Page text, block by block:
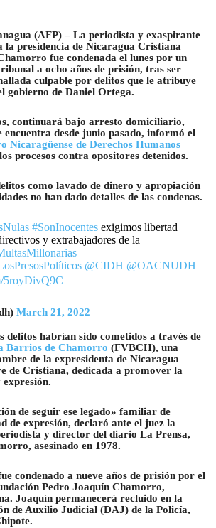
(AFP) – La periodista y exaspirante
la presidencia de Nicaragua Cristiana
fue condenada el lunes por un
a ocho años de prisión, tras ser
culpable por delitos que le atribuye
gobierno de Daniel Ortega.
continuará bajo arresto domiciliario,
encuentra desde junio pasado, informó el
Nicaragüense de Derechos Humanos
procesos contra opositores detenidos.
como lavado de dinero y apropiación
no han dado detalles de las condenas.
#SonInocentesexigimos libertad
y extrabajadores de la
@CIDH @OACNUDH
5royDivQ9C
March 21, 2022
delitos habrían sido cometidos a través de
Barrios de Chamorro (FVBCH), una
de la expresidenta de Nicaragua
de Cristiana, dedicada a promover la
de seguir ese legado» familiar de
de expresión, declaró ante el juez la
y director del diario La Prensa,
asesinado en 1978.
condenado a nueve años de prisión por el
Pedro Joaquín Chamorro,
Joaquín permanecerá recluido en la
de Auxilio Judicial (DAJ) de la Policía,